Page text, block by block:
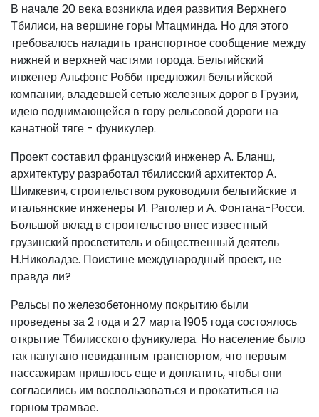
В начале 20 века возникла идея развития Верхнего
Тбилиси, на вершине горы Мтацминда. Но для этого
требовалось наладить транспортное сообщение между
нижней и верхней частями города. Бельгийский
инженер Альфонс Робби предложил бельгийской
компании, владевшей сетью железных дорог в Грузии,
идею поднимающейся в гору рельсовой дороги на
канатной тяге - фуникулер.
Проект составил французский инженер А. Бланш,
архитектуру разработал тбилисский архитектор А.
Шимкевич, строительством руководили бельгийские и
итальянские инженеры И. Раголер и А. Фонтана-Росси.
Большой вклад в строительство внес известный
грузинский просветитель и общественный деятель
Н.Николадзе. Поистине международный проект, не
правда ли?
Рельсы по железобетонному покрытию были
проведены за 2 года и 27 марта 1905 года состоялось
открытие Тбилисского фуникулера. Но население было
так напугано невиданным транспортом, что первым
пассажирам пришлось еще и доплатить, чтобы они
согласились им воспользоваться и прокатиться на
горном трамвае.